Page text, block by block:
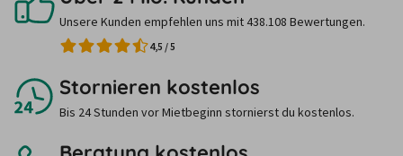
Unsere Kunden empfehlen uns mit 438.108 Bewertungen.
4,5 /5
Stornieren kostenlos
Bis 24 Stunden vor Mietbeginn stornierst du kostenlos.